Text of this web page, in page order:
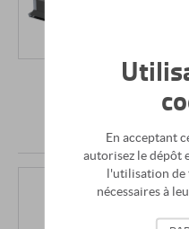
En acceptant
autorisez le dépôt
l'utilisation de
nécessaires à